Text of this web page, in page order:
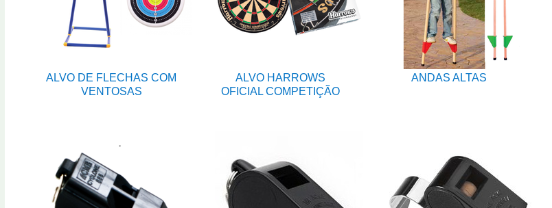
ALVO DE FLECHAS COM
VENTOSAS
ALVO HARROWS
OFICIAL COMPETIÇÃO
ANDAS ALTAS